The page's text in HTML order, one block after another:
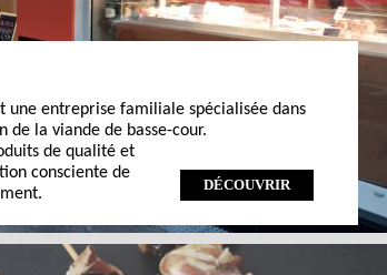
DÉCOUVRIR
une entreprise familiale spécialisée dans
de la viande de basse-cour.
de qualité et
consciente de